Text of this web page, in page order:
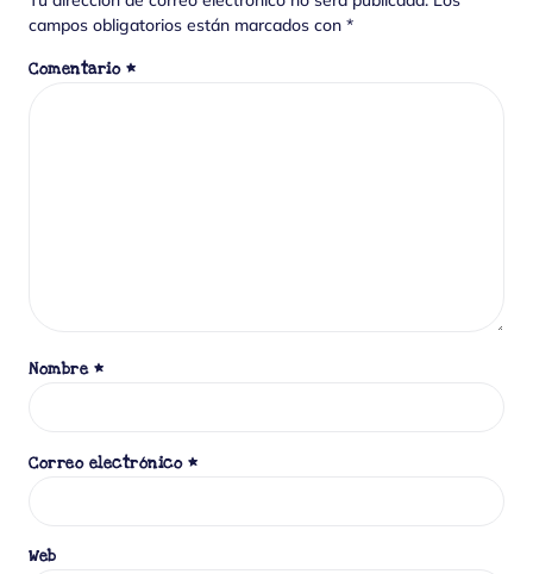
campos obligatorios están marcados con *
Comentario *
Nombre *
Correo electrónico *
Web